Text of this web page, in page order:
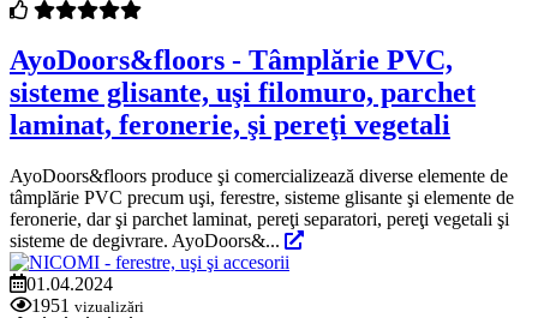
AyoDoors&floors - Tâmplărie PVC,
sisteme glisante, uşi filomuro, parchet
laminat, feronerie, şi pereţi vegetali
AyoDoors&floors produce şi comercializează diverse elemente de
tâmplărie PVC precum uşi, ferestre, sisteme glisante şi elemente de
feronerie, dar şi parchet laminat, pereţi separatori, pereţi vegetali şi
sisteme de degivrare. AyoDoors&...
01.04.2024
1951 vizualizări